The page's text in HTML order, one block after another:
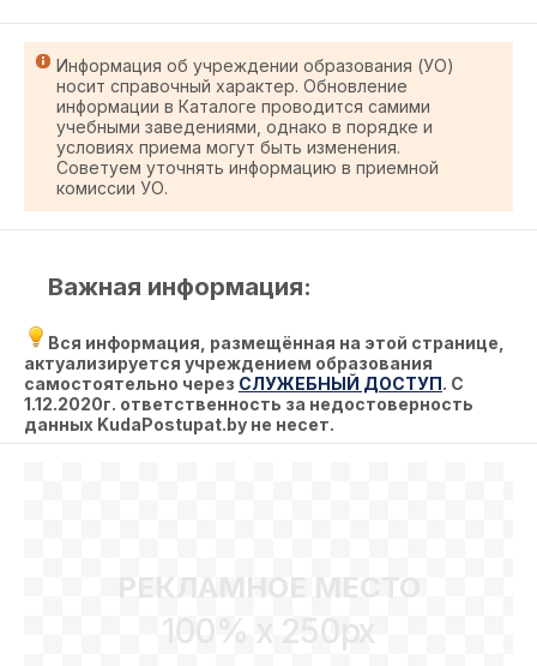
Информация об учреждении образования (УО)
носит справочный характер. Обновление
информации в Каталоге проводится самими
учебными заведениями, однако в порядке и
условиях приема могут быть изменения.
Советуем уточнять информацию в приемной
комиссии УО.
Важная информация:
Вся информация, размещённая на этой странице,
актуализируется учреждением образования
самостоятельно через СЛУЖЕБНЫЙ ДОСТУП. С
1.12.2020г. ответственность за недостоверность
данных KudaPostupat.by не несет.
РЕКЛАМНОЕ МЕСТО
100% x 250px